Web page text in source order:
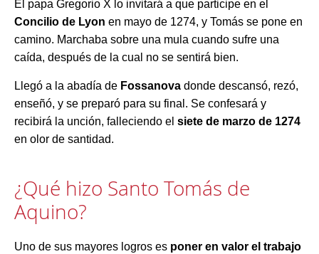
El papa Gregorio X lo invitará a que participe en el
Concilio de Lyon en mayo de 1274, y Tomás se pone en
camino. Marchaba sobre una mula cuando sufre una
caída, después de la cual no se sentirá bien.
Llegó a la abadía de Fossanova donde descansó, rezó,
enseñó, y se preparó para su final. Se confesará y
recibirá la unción, falleciendo el siete de marzo de 1274
en olor de santidad.
¿Qué hizo Santo Tomás de
Aquino?
Uno de sus mayores logros es poner en valor el trabajo